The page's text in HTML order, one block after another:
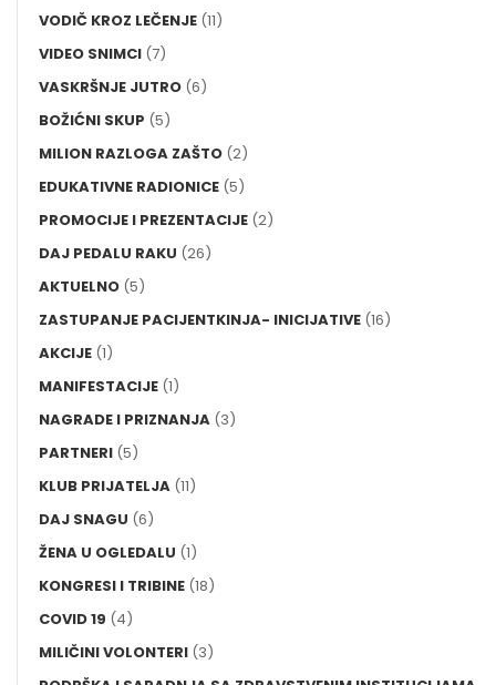
VODIČ KROZ LEČENJE (11)
VIDEO SNIMCI (7)
VASKRŠNJE JUTRO (6)
BOŽIĆNI SKUP (5)
MILION RAZLOGA ZAŠTO (2)
EDUKATIVNE RADIONICE (5)
PROMOCIJE I PREZENTACIJE (2)
DAJ PEDALU RAKU (26)
AKTUELNO (5)
ZASTUPANJE PACIJENTKINJA- INICIJATIVE (16)
AKCIJE (1)
MANIFESTACIJE (1)
NAGRADE I PRIZNANJA (3)
PARTNERI (5)
KLUB PRIJATELJA (11)
DAJ SNAGU (6)
ŽENA U OGLEDALU (1)
KONGRESI I TRIBINE (18)
COVID 19 (4)
MILIČINI VOLONTERI (3)